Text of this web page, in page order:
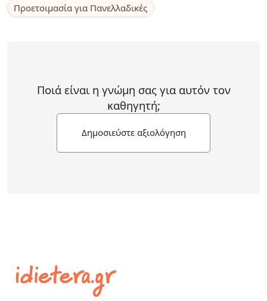
Προετοιμασία για Πανελλαδικές
Ποιά είναι η γνώμη σας για αυτόν τον
καθηγητή;
Δημοσιεύστε αξιολόγηση